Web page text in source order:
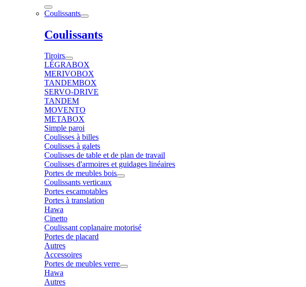
Coulissants
Coulissants
Tiroirs
LÉGRABOX
MERIVOBOX
TANDEMBOX
SERVO-DRIVE
TANDEM
MOVENTO
METABOX
Simple paroi
Coulisses à billes
Coulisses à galets
Coulisses de table et de plan de travail
Coulisses d'armoires et guidages linéaires
Portes de meubles bois
Coulissants verticaux
Portes escamotables
Portes à translation
Hawa
Cinetto
Coulissant coplanaire motorisé
Portes de placard
Autres
Accessoires
Portes de meubles verre
Hawa
Autres